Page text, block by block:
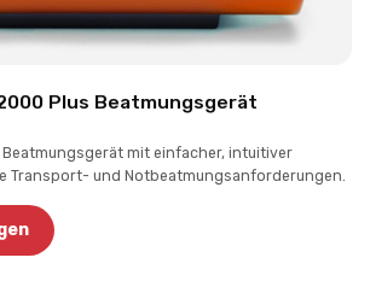
2000 Plus Beatmungsgerät
mit einfacher, intuitiver
Transport- und Notbeatmungsanforderungen.